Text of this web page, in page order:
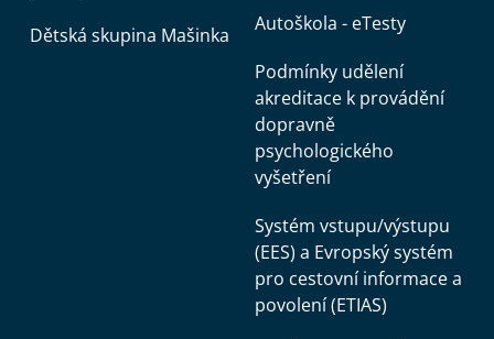
Dětská skupina Mašinka
Autoškola - eTesty
Podmínky udělení
akreditace k provádění
dopravně
psychologického
vyšetření
Systém vstupu/výstupu
(EES) a Evropský systém
pro cestovní informace a
povolení (ETIAS)